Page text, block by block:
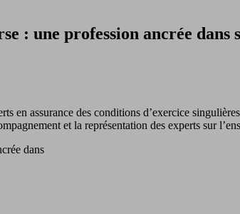
: une profession ancrée
assurance des conditions d’exercice
et la représentation des experts sur